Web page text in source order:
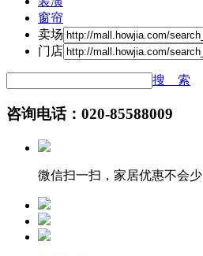
窗帘
卖场
门店
搜 索
咨询电话：020-85588009
微信扫一扫，家居优惠不会少